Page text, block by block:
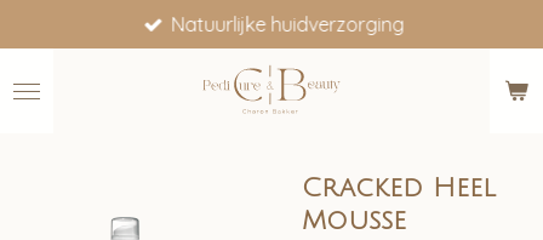
direct
naar
Natuurlijke huidverzorging
Cracked Heel
Mousse